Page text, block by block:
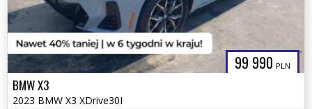
99 990 PLN
BMW X3
2023 BMW X3 XDrive30I